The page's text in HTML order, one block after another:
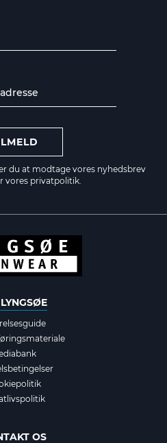
du at modtage vores nyhedsbrev
vores privatpolitik.
OS